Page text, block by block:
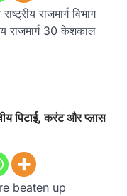
राजमार्ग विभाग
राजमार्ग 30 केशकाल
पिटाई, करंट और प्लास
beaten up